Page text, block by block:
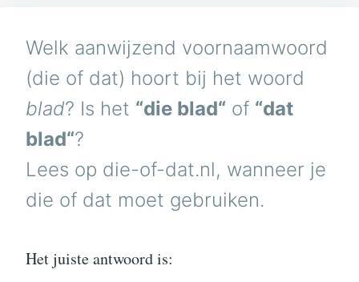
Welk aanwijzend voornaamwoord
(die of dat) hoort bij het woord
blad? Is het “die blad“ of “dat
blad“?
Lees op die-of-dat.nl, wanneer je
die of dat moet gebruiken.
Het juiste antwoord is: